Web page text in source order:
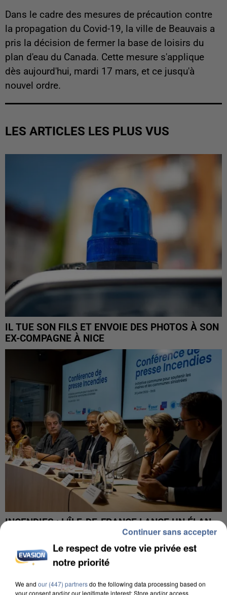
Dans le cadre des mesures de précaution contre
la propagation du Covid-19, la ville de Beauvais a
pris la décision de fermer la base de loisirs du
plan d'eau du Canada. Cette mesure s'applique
dès aujourd'hui, mardi 17 mars, et ce jusqu'à
nouvel ordre.
LES ARTICLES LES PLUS VUS
IL TUE SON FILS ET ENVOIE DES PHOTOS À SON
EX-COMPAGNE À NICE
INCENDIES : L’ÎLE-DE-FRANCE LANCE UN ÉLAN
DE SOLIDARITÉ AVEC LES...
Le respect de votre vie privée est
notre priorité
We and our (447) partnersdo the following data processing based on
your consent and/or our legitimate interest: Store and/or access
Continuer sans accepter